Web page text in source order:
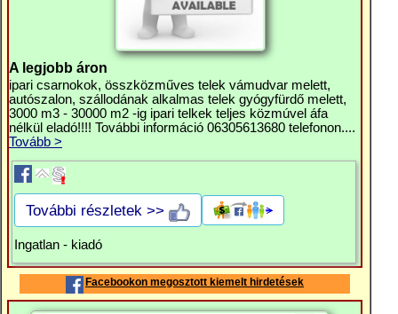
A legjobb áron
ipari csarnokok, összközműves telek vámudvar melett,
autószalon, szállodának alkalmas telek gyógyfürdő melett,
3000 m3 - 30000 m2 -ig ipari telkek teljes közmúvel áfa
nélkül eladó!!!! További információ 06305613680 telefonon....
Tovább >
További részletek >>
Ingatlan - kiadó
Facebookon megosztott kiemelt hirdetések